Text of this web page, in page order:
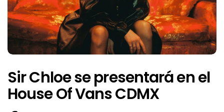
Sir Chloe se presentará en el
House Of Vans CDMX